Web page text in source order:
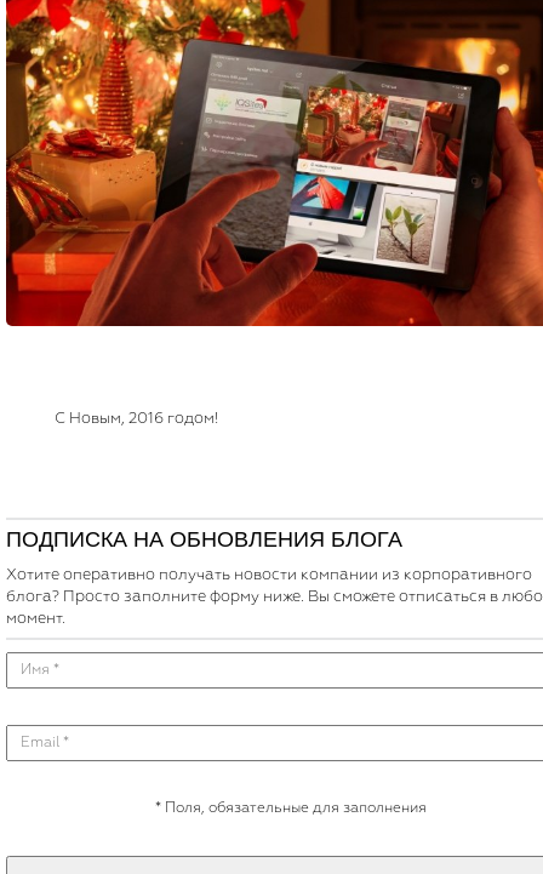
С Новым, 2016 годом!
ПОДПИСКА НА ОБНОВЛЕНИЯ БЛОГА
Хотите оперативно получать новости компании из корпоративного
блога? Просто заполните форму ниже. Вы сможете отписаться в
момент.
* Поля, обязательные для заполнения